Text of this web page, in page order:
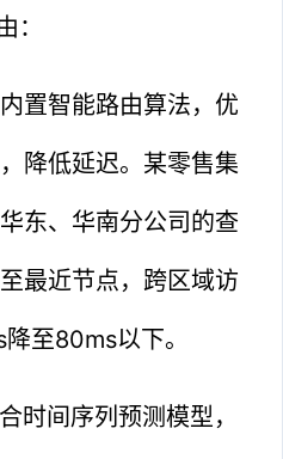
：
置智能路由算法，优
降低延迟。某零售集
东、华南分公司的查
最近节点，跨区域访
至80ms以下。
时间序列预测模型，